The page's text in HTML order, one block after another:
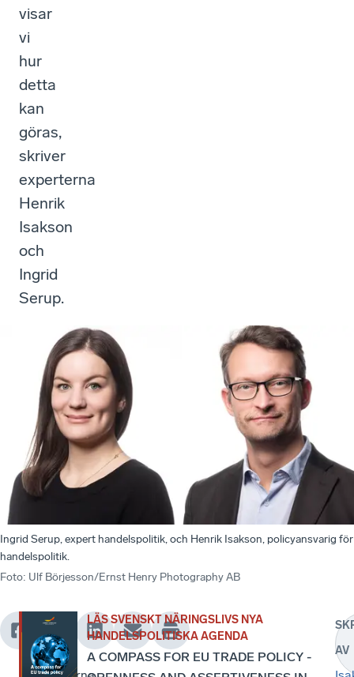
visar
vi
hur
detta
kan
göras,
skriver
experterna
Henrik
Isakson
och
Ingrid
Serup.
Ingrid Serup, expert handelspolitik, och Henrik Isakson, policyansvarig för
handelspolitik.
Foto: Ulf Börjesson/Ernst Henry Photography AB
För
att
Öppen
handel
Att
hålla
LÄS SVENSKT NÄRINGSLIVS NYA
HANDELSPOLITISKA AGENDA
A COMPASS FOR EU TRADE POLICY -
AV